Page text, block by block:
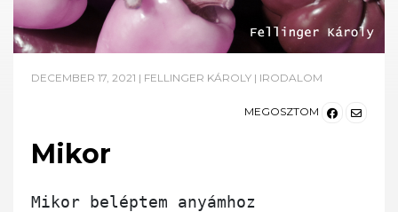
DECEMBER 17, 2021 | FELLINGER KÁROLY | IRODALOM
MEGOSZTOM
Mikor
Mikor beléptem anyámhoz